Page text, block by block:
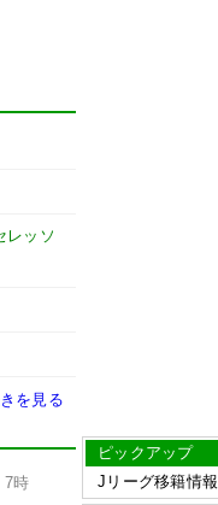
レッソ
を見る
7時
ピックアップ
Jリーグ移籍情報